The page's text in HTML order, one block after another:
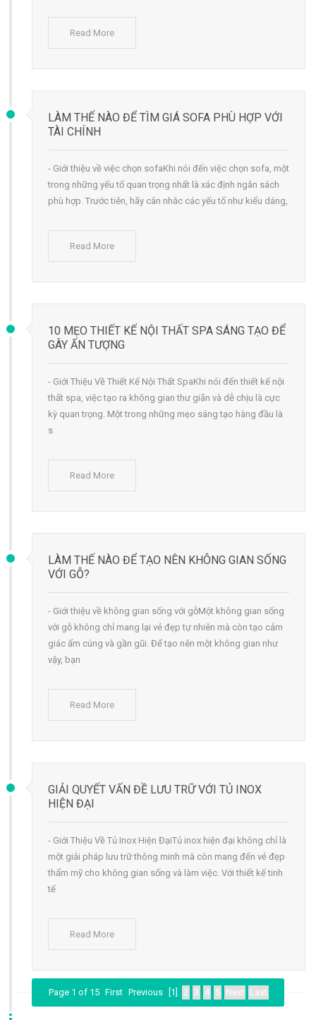
Read More
LÀM THẾ NÀO ĐỂ TÌM GIÁ SOFA PHÙ HỢP VỚI
TÀI CHÍNH
- Giới thiệu về việc chọn sofaKhi nói đến việc chọn sofa, một
trong những yếu tố quan trọng nhất là xác định ngân sách
phù hợp. Trước tiên, hãy cân nhắc các yếu tố như kiểu dáng,
Read More
10 MẸO THIẾT KẾ NỘI THẤT SPA SÁNG TẠO ĐỂ
GÂY ẤN TƯỢNG
- Giới Thiệu Về Thiết Kế Nội Thất SpaKhi nói đến thiết kế nội
thất spa, việc tạo ra không gian thư giãn và dễ chịu là cực
kỳ quan trọng. Một trong những mẹo sáng tạo hàng đầu là
s
Read More
LÀM THẾ NÀO ĐỂ TẠO NÊN KHÔNG GIAN SỐNG
VỚI GỖ?
- Giới thiệu về không gian sống với gỗMột không gian sống
với gỗ không chỉ mang lại vẻ đẹp tự nhiên mà còn tạo cảm
giác ấm cúng và gần gũi. Để tạo nên một không gian như
vậy, bạn
Read More
GIẢI QUYẾT VẤN ĐỀ LƯU TRỮ VỚI TỦ INOX
HIỆN ĐẠI
- Giới Thiệu Về Tủ Inox Hiện ĐạiTủ inox hiện đại không chỉ là
một giải pháp lưu trữ thông minh mà còn mang đến vẻ đẹp
thẩm mỹ cho không gian sống và làm việc. Với thiết kế tinh
tế
Read More
Page 1 of 15 First Previous [1] 2 3 4 5 Next Last